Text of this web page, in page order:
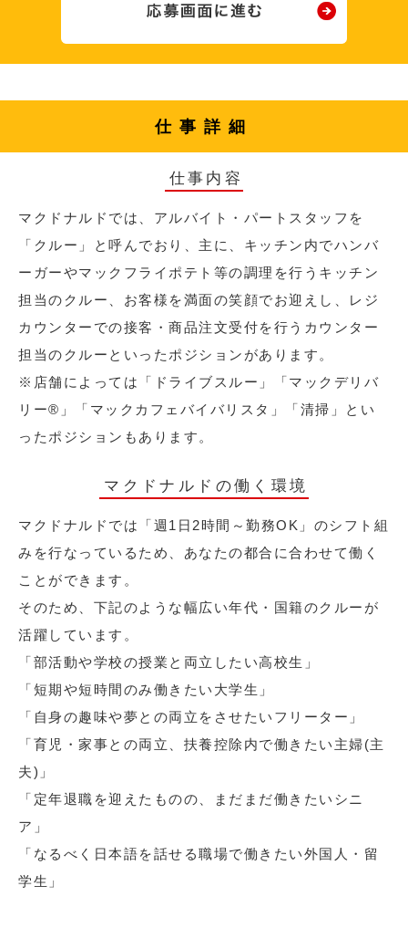
仕事詳細
仕事内容
マクドナルドでは、アルバイト・パートスタッフを
「クルー」と呼んでおり、主に、キッチン内でハンバ
ーガーやマックフライポテト等の調理を行うキッチン
担当のクルー、お客様を満面の笑顔でお迎えし、レジ
カウンターでの接客・商品注文受付を行うカウンター
担当のクルーといったポジションがあります。
※店舗によっては「ドライブスルー」「マックデリバ
リー®︎」「マックカフェバイバリスタ」「清掃」とい
ったポジションもあります。
マクドナルドの働く環境
マクドナルドでは「週1日2時間～勤務OK」のシフト組
みを行なっているため、あなたの都合に合わせて働く
ことができます。
そのため、下記のような幅広い年代・国籍のクルーが
活躍しています。
「部活動や学校の授業と両立したい高校生」
「短期や短時間のみ働きたい大学生」
「自身の趣味や夢との両立をさせたいフリーター」
「育児・家事との両立、扶養控除内で働きたい主婦(主
夫)」
「定年退職を迎えたものの、まだまだ働きたいシニ
ア」
「なるべく日本語を話せる職場で働きたい外国人・留
学生」